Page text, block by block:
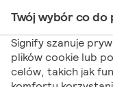
Twój wybór co do
Signify szanuje
plików cookie lub
celów, takich jak
Main